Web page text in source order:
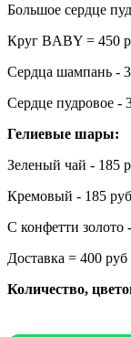
Большое сердце
Круг BABY = 450
Сердца шампань -
Сердце пудровое -
Гелиевые шары:
Зеленый чай - 185
Кремовый - 185
С конфетти золото
Доставка = 400 руб
Количество,